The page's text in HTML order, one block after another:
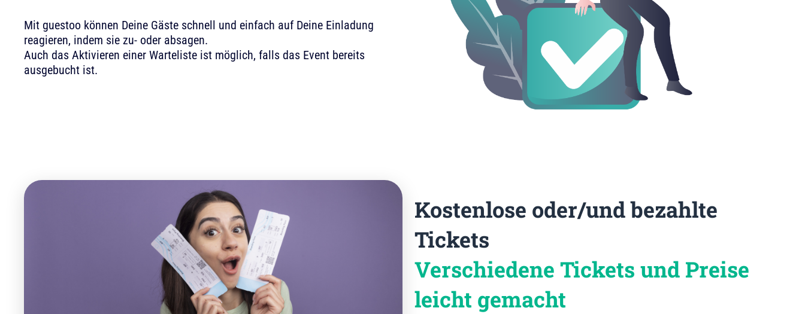
Mit guestoo können Deine Gäste schnell und einfach auf Deine Einladung
reagieren, indem sie zu- oder absagen.
Auch das Aktivieren einer Warteliste ist möglich, falls das Event bereits
ausgebucht ist.
Kostenlose oder/und bezahlte
Tickets
Verschiedene Tickets und Preise
leicht gemacht